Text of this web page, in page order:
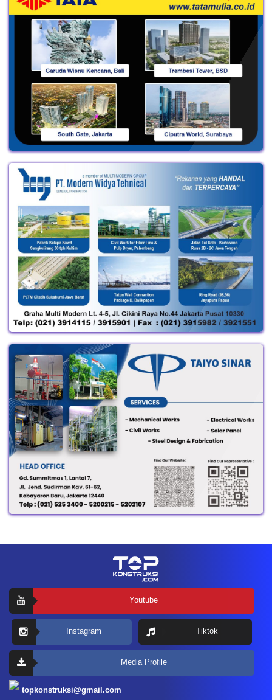
Youtube
Instagram Tiktok
Media Profile
topkonstruksi@gmail.com